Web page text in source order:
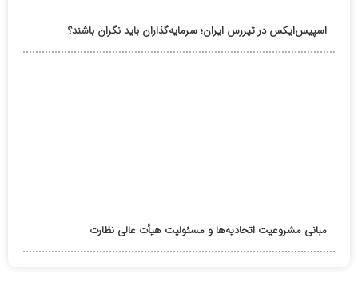
اسپیس‌ایکس در تیررس ایران؛ سرمایه‌گذاران باید نگران باشند؟
مبانی مشروعیت اتحادیه‌ها و مسئولیت هیأت عالی نظارت